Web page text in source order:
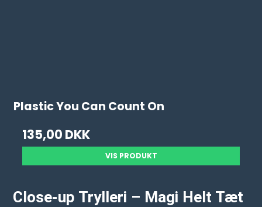
Plastic You Can Count On
135,00 DKK
VIS PRODUKT
Close-up Trylleri – Magi Helt Tæt